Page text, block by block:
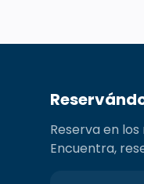
Reserva en
Encuentra,